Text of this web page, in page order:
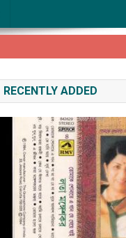
RECENTLY ADDED